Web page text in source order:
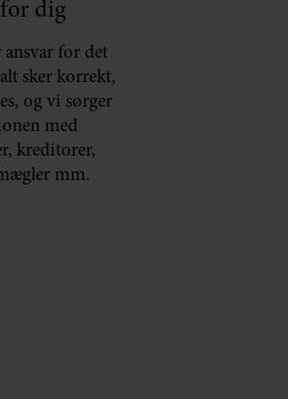
dig
ansvar for det
sker korrekt,
og vi sørger
med
kreditorer,
mm.